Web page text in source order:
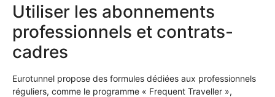
Utiliser les abonnements
professionnels et contrats-
cadres
Eurotunnel propose des formules dédiées aux professionnels
réguliers, comme le programme « Frequent Traveller »,